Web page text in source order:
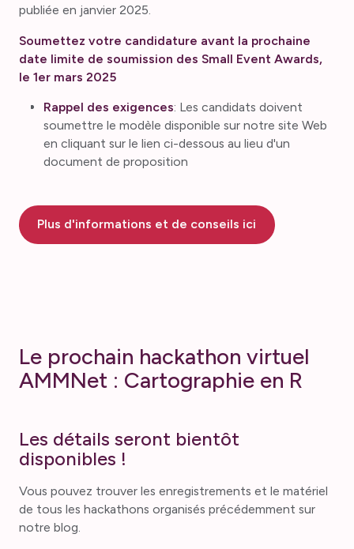
publiée en janvier 2025.
Soumettez votre candidature avant la prochaine
date limite de soumission des Small Event Awards,
le 1er mars 2025
Rappel des exigences: Les candidats doivent
soumettre le modèle disponible sur notre site Web
en cliquant sur le lien ci-dessous au lieu d'un
document de proposition
Plus d'informations et de conseils ici
Le prochain hackathon virtuel
AMMNet : Cartographie en R
Les détails seront bientôt
disponibles !
Vous pouvez trouver les enregistrements et le matériel
de tous les hackathons organisés précédemment sur
notre blog.